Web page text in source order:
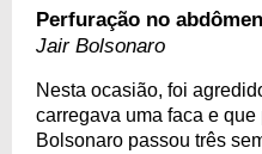
Perfuração no abdômen
Jair Bolsonaro
Nesta ocasião, foi
carregava uma faca e
Bolsonaro passou três